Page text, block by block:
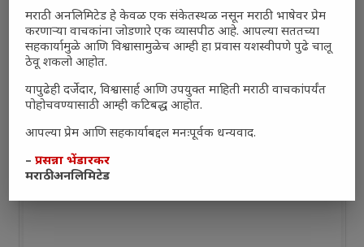
मराठी अनलिमिटेड हे केवळ एक संकेतस्थळ नसून मराठी भाषेवर प्रेम
करणाऱ्या वाचकांना जोडणारे एक व्यासपीठ आहे. आपल्या सततच्या
सहकार्यामुळे आणि विश्वासामुळेच आम्ही हा प्रवास यशस्वीपणे पुढे चालू
ठेवू शकलो आहोत.
यापुढेही दर्जेदार, विश्वासार्ह आणि उपयुक्त माहिती मराठी वाचकांपर्यंत
पोहोचवण्यासाठी आम्ही कटिबद्ध आहोत.
आपल्या प्रेम आणि सहकार्याबद्दल मनःपूर्वक धन्यवाद.
–प्रसन्ना भेंडारकर
मराठी अनलिमिटेड